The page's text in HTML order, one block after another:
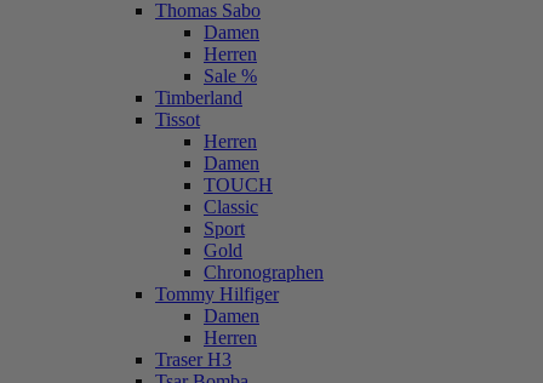
Thomas Sabo
Damen
Herren
Sale %
Timberland
Tissot
Herren
Damen
TOUCH
Classic
Sport
Gold
Chronographen
Tommy Hilfiger
Damen
Herren
Traser H3